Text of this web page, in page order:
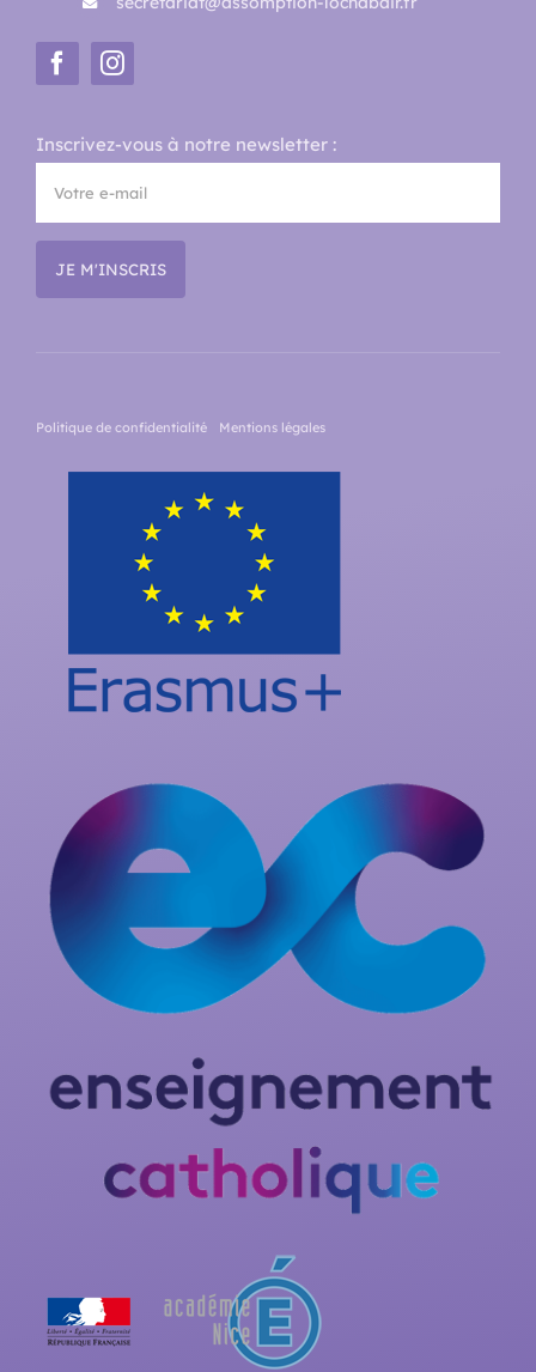
Inscrivez-vous à notre newsletter :
Politique de confidentialité Mentions légales